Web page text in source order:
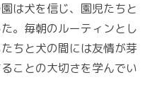
は犬を信じ、園児たちと
。毎朝のルーティンとし
ちと犬の間には友情が芽
ことの大切さを学んでい